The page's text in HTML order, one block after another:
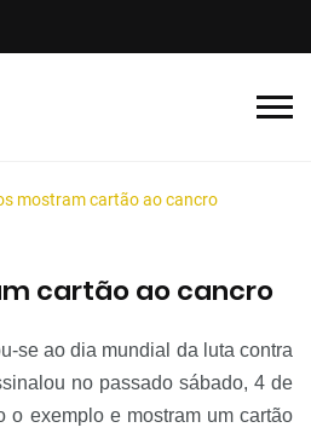
mostram cartão ao cancro
cartão ao cancro
se ao dia mundial da luta contra
no passado sábado, 4 de
o exemplo e mostram um cartão